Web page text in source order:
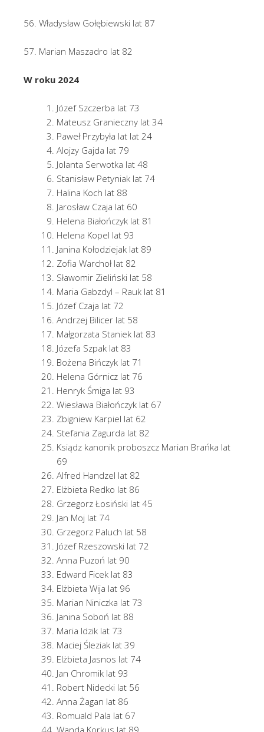
56. Władysław Gołębiewski lat 87
57. Marian Maszadro lat 82
W roku 2024
Józef Szczerba lat 73
Mateusz Granieczny lat 34
Paweł Przybyła lat lat 24
Alojzy Gajda lat 79
Jolanta Serwotka lat 48
Stanisław Petyniak lat 74
Halina Koch lat 88
Jarosław Czaja lat 60
Helena Białończyk lat 81
Helena Kopel lat 93
Janina Kołodziejak lat 89
Zofia Warchoł lat 82
Sławomir Zieliński lat 58
Maria Gabzdyl – Rauk lat 81
Józef Czaja lat 72
Andrzej Bilicer lat 58
Małgorzata Staniek lat 83
Józefa Szpak lat 83
Bożena Bińczyk lat 71
Helena Górnicz lat 76
Henryk Śmiga lat 93
Wiesława Białończyk lat 67
Zbigniew Karpiel lat 62
Stefania Zagurda lat 82
Ksiądz kanonik proboszcz Marian Brańka lat
69
Alfred Handzel lat 82
Elżbieta Redko lat 86
Grzegorz Łosiński lat 45
Jan Moj lat 74
Grzegorz Paluch lat 58
Józef Rzeszowski lat 72
Anna Puzoń lat 90
Edward Ficek lat 83
Elżbieta Wija lat 96
Marian Niniczka lat 73
Janina Soboń lat 88
Maria Idzik lat 73
Maciej Śleziak lat 39
Elżbieta Jasnos lat 74
Jan Chromik lat 93
Robert Nidecki lat 56
Anna Żagan lat 86
Romuald Pala lat 67